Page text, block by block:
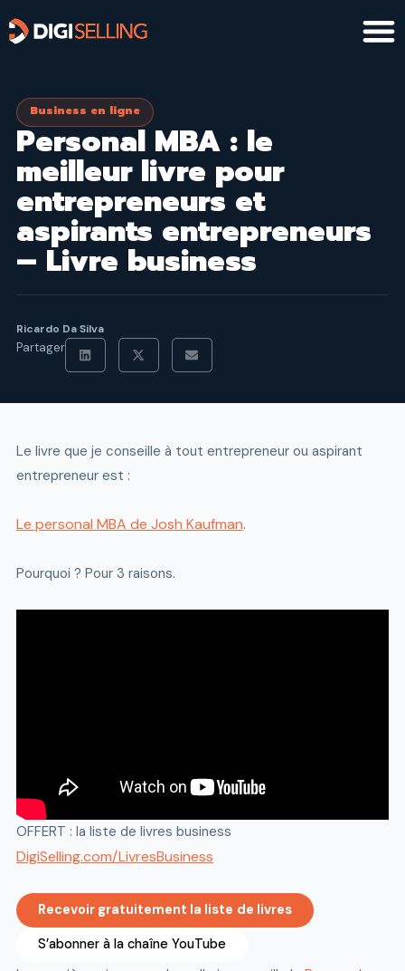
au
Business en ligne
Personal MBA : le
meilleur livre pour
entrepreneurs et
aspirants entrepreneurs
– Livre business
Ricardo Da Silva
Partager
Le livre que je conseille à tout entrepreneur ou aspirant
entrepreneur est :
Le personal MBA de Josh Kaufman.
Pourquoi ? Pour 3 raisons.
OFFERT : la liste de livres business
DigiSelling.com/LivresBusiness
Recevoir gratuitement la liste de livres
S’abonner à la chaîne YouTube